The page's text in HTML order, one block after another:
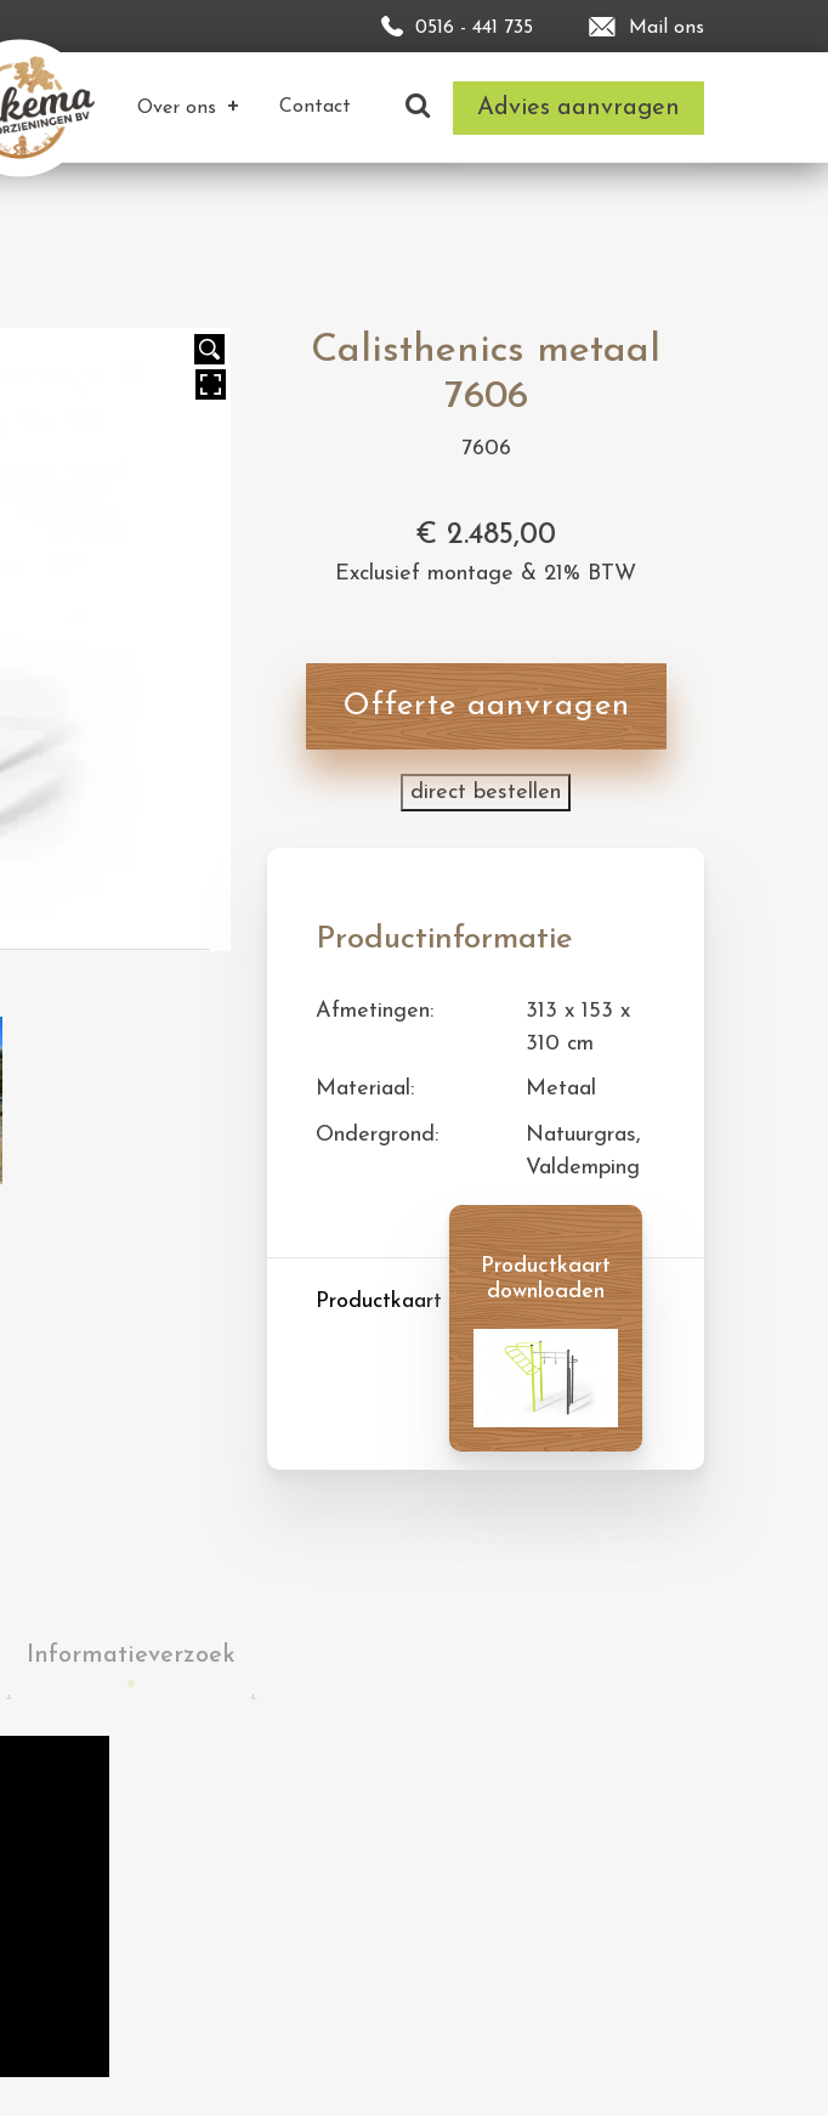
0516 - 441 735 Mail ons
Over ons Contact Advies aanvragen
Calisthenics metaal
7606
7606
€ 2.485,00
Exclusief montage & 21% BTW
Offerte aanvragen
direct bestellen
Productinformatie
Afmetingen:
313 x 153 x
310 cm
Materiaal:
Metaal
Ondergrond:
Natuurgras,
Valdemping
Productkaart
Productkaart
downloaden
Informatieverzoek